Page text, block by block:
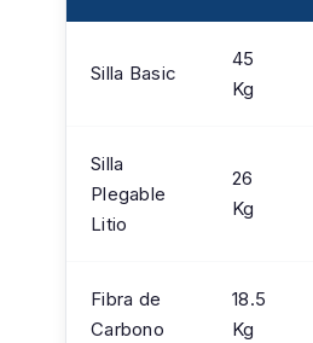
Silla Basic
45
Kg
Silla
Plegable
Litio
26
Kg
Fibra de
Carbono
18.5
Kg